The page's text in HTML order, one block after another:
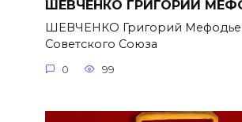
ШЕВЧЕНКО ГРИГОРИЙ
ШЕВЧЕНКО Григорий
Советского Союза
0 99